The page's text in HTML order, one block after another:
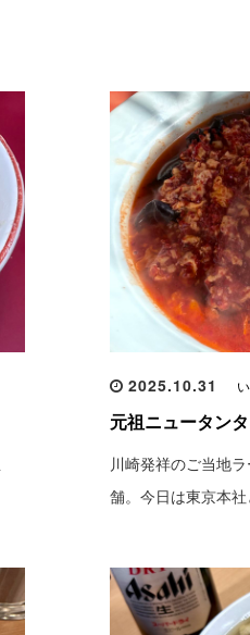
2025.10.31
元祖ニュータン
川崎発祥のご当地
舗。今日は東京本